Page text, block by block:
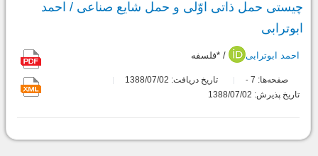
چیستی حمل ذاتی اوّلی و حمل شایع صناعی / احمد
ابوترابی
احمد ابوترابی / *فلسفه
صفحه‌ها: 7
-
تاریخ دریافت: 1388/07/02
تاریخ پذیرش: 1388/07/02